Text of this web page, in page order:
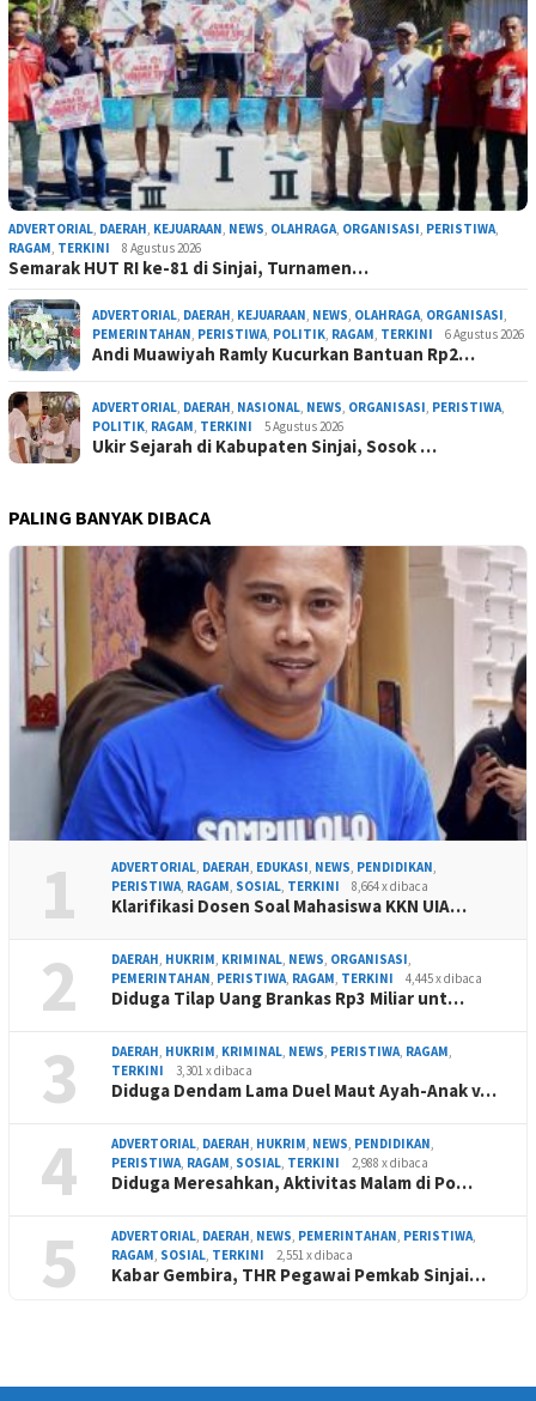
ADVERTORIAL, DAERAH, KEJUARAAN, NEWS, OLAHRAGA, ORGANISASI, PERISTIWA,
RAGAM, TERKINI 8 Agustus 2026
Semarak HUT RI ke-81 di Sinjai, Turnamen…
ADVERTORIAL, DAERAH, KEJUARAAN, NEWS, OLAHRAGA, ORGANISASI,
PEMERINTAHAN, PERISTIWA, POLITIK, RAGAM, TERKINI 6 Agustus 2026
Andi Muawiyah Ramly Kucurkan Bantuan Rp2…
ADVERTORIAL, DAERAH, NASIONAL, NEWS, ORGANISASI, PERISTIWA,
POLITIK, RAGAM, TERKINI 5 Agustus 2026
Ukir Sejarah di Kabupaten Sinjai, Sosok …
PALING BANYAK DIBACA
1 ADVERTORIAL, DAERAH, EDUKASI, NEWS, PENDIDIKAN,
PERISTIWA, RAGAM, SOSIAL, TERKINI 8,664 x dibaca
Klarifikasi Dosen Soal Mahasiswa KKN UIA…
2 DAERAH, HUKRIM, KRIMINAL, NEWS, ORGANISASI,
PEMERINTAHAN, PERISTIWA, RAGAM, TERKINI 4,445 x dibaca
Diduga Tilap Uang Brankas Rp3 Miliar unt…
3 DAERAH, HUKRIM, KRIMINAL, NEWS, PERISTIWA, RAGAM,
TERKINI
3,301 x dibaca
Diduga Dendam Lama Duel Maut Ayah-Anak v…
4 ADVERTORIAL, DAERAH, HUKRIM, NEWS, PENDIDIKAN,
PERISTIWA, RAGAM, SOSIAL, TERKINI 2,988 x dibaca
Diduga Meresahkan, Aktivitas Malam di Po…
5 ADVERTORIAL, DAERAH, NEWS, PEMERINTAHAN, PERISTIWA,
RAGAM, SOSIAL, TERKINI 2,551 x dibaca
Kabar Gembira, THR Pegawai Pemkab Sinjai…